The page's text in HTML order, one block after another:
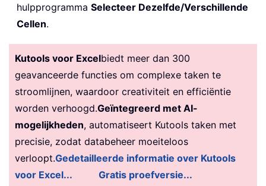
hulpprogramma Selecteer Dezelfde/Verschillende
Cellen.
Kutools voor Excelbiedt meer dan 300
geavanceerde functies om complexe taken te
stroomlijnen, waardoor creativiteit en efficiëntie
worden verhoogd.Geïntegreerd met AI-
mogelijkheden, automatiseert Kutools taken met
precisie, zodat databeheer moeiteloos
verloopt.Gedetailleerde informatie over Kutools
voor Excel...
Gratis proefversie...